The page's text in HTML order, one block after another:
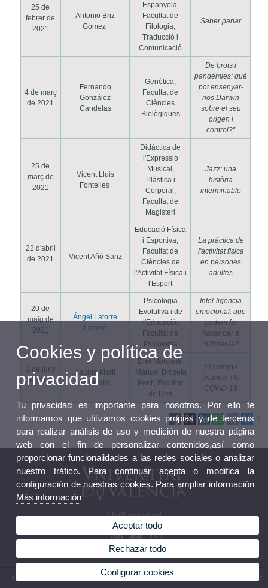
25 de
febrer de
2021
Antonio Briz
Gómez
Espanyola,
Facultat de
Filologia,
Traducció i
Comunicació
Saber parlar
4 de març
de 2021
Fernando
González
Candelas
Genètica,
Facultat de
Ciències
Biològiques
De brots i
pandèmies: què
pot ensenyar-
nos Darwin
sobre el seu
origen i
control?”
25 de
març de
2021
Vicent Lluis
Fontelles
Didàctica de
l'Expressió
Musical,
Plàstica i
Corporal,
Facultat de
Magisteri
Jazz: una
història
interminable
22 d'abril
de 2021
Vicent Añó Sanz
Educació Física
i Esportiva,
Facultat de
Ciències de
l'Activitat Física i
l'Esport
La pràctica de
l'activitat física
en persones
adultes
20 de
maig de
2021
Ángel Latorre
Latorre
Psicologia
Evolutiva i de
l'Educació,
Facultat de
Psicologia
Intel·ligència
emocional: que
podem fer
hacer per a
millorar-la?
3 de juny
de 2021
Jaume Martí
Miravalls
Dret Mercantil
'Manuel Broseta
Pont', Facultat
de Dret
El sistema
financer i la
COVID-19
UVSociedad
© 2026 UV. - Calle Universitat, 2. 46003 Valencia. España. Tel. UV (+34) (+34) 963 395007
Cookies y política de
privacidad
Tu privacidad es importante para nosotros. Por ello te
informamos que utilizamos cookies propias y de terceros
para realizar análisis de uso y medición de nuestra página
web con el fin de personalizar contenidos,así como
proporcionar funcionalidades a las redes sociales o analizar
nuestro tráfico. Para continuar acepta o modifica la
configuración de nuestras cookies. Para ampliar información
Más información
Aceptar todo
Rechazar todo
Configurar cookies